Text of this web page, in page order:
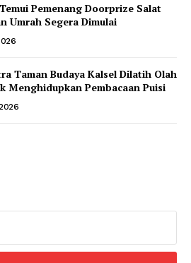
Pemenang Doorprize Salat
Umrah Segera Dimulai
Taman Budaya Kalsel Dilatih Olah
Menghidupkan Pembacaan Puisi